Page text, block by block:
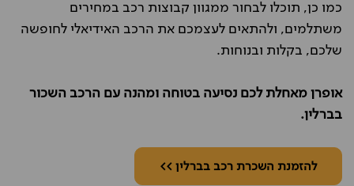
כמו כן, תוכלו לבחור ממגוון קבוצות רכב במחירים
משתלמים, ולהתאים לעצמכם את הרכב האידיאלי לחופשה
שלכם, בקלות ובנוחות.
אופרן מאחלת לכם נסיעה בטוחה ומהנה עם הרכב השכור
בברלין.
להזמנת השכרת רכב בברלין >>